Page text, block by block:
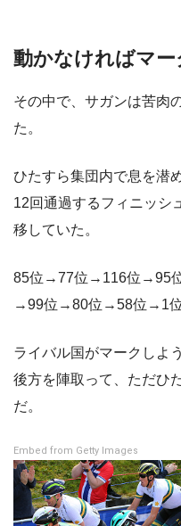
動かなければマ
その中で、サガンは苦肉
た。
ひたすら集団内で息を潜
12回通過するフィニッシ
移していた。
85位→77位→116位→95
→99位→80位→58位→1
ライバル国がマークしよ
後方を陣取って、ただひ
だ。
Embed from Getty Images